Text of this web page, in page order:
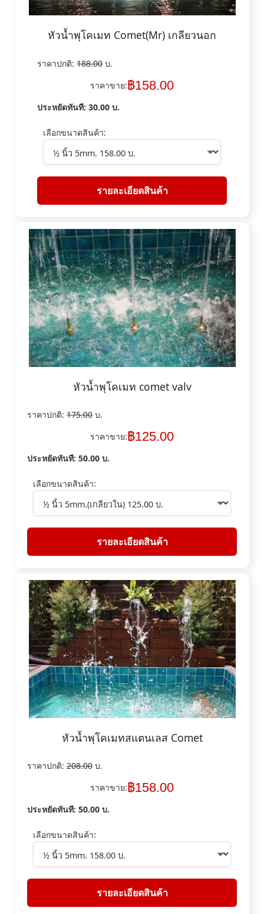
หัวน้ำพุโคเมท Comet(Mr) เกลียวนอก
ราคาปกติ: 188.00 บ.
ราคาขาย:฿158.00
ประหยัดทันที: 30.00 บ.
เลือกขนาดสินค้า:
รายละเอียดสินค้า
หัวน้ำพุโคเมท comet valv
ราคาปกติ: 175.00 บ.
ราคาขาย:฿125.00
ประหยัดทันที: 50.00 บ.
เลือกขนาดสินค้า:
รายละเอียดสินค้า
หัวน้ำพุโคเมทสแตนเลส Comet
ราคาปกติ: 208.00 บ.
ราคาขาย:฿158.00
ประหยัดทันที: 50.00 บ.
เลือกขนาดสินค้า:
รายละเอียดสินค้า